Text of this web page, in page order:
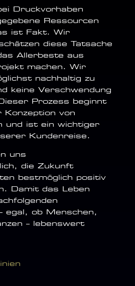
Druckvorhaben
Ressourcen
ist Fakt. Wir
diese Tatsache
Allerbeste aus
machen. Wir
nachhaltig zu
keine Verschwendung
Prozess beginnt
Konzeption von
und ist ein wichtiger
Kundenreise.
uns
die Zukunft
bestmöglich positiv
Damit das Leben
egal, ob Menschen,
– lebenswert